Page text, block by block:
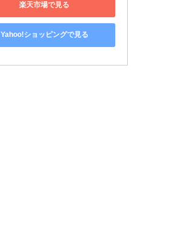
楽天市場で見る
Yahoo!ショッピングで見る